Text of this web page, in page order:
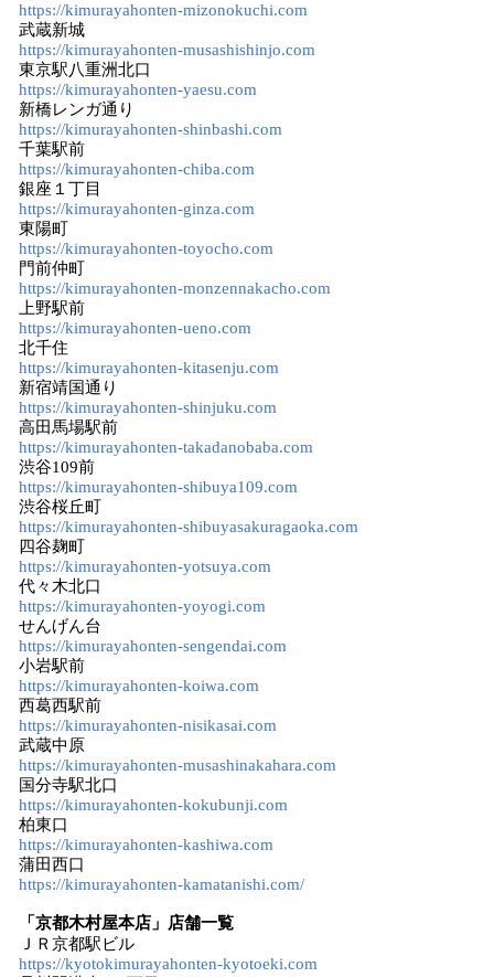
https://kimurayahonten-mizonokuchi.com
武蔵新城
https://kimurayahonten-musashishinjo.com
東京駅八重洲北口
https://kimurayahonten-yaesu.com
新橋レンガ通り
https://kimurayahonten-shinbashi.com
千葉駅前
https://kimurayahonten-chiba.com
銀座１丁目
https://kimurayahonten-ginza.com
東陽町
https://kimurayahonten-toyocho.com
門前仲町
https://kimurayahonten-monzennakacho.com
上野駅前
https://kimurayahonten-ueno.com
北千住
https://kimurayahonten-kitasenju.com
新宿靖国通り
https://kimurayahonten-shinjuku.com
高田馬場駅前
https://kimurayahonten-takadanobaba.com
渋谷109前
https://kimurayahonten-shibuya109.com
渋谷桜丘町
https://kimurayahonten-shibuyasakuragaoka.com
四谷麹町
https://kimurayahonten-yotsuya.com
代々木北口
https://kimurayahonten-yoyogi.com
せんげん台
https://kimurayahonten-sengendai.com
小岩駅前
https://kimurayahonten-koiwa.com
西葛西駅前
https://kimurayahonten-nisikasai.com
武蔵中原
https://kimurayahonten-musashinakahara.com
国分寺駅北口
https://kimurayahonten-kokubunji.com
柏東口
https://kimurayahonten-kashiwa.com
蒲田西口
https://kimurayahonten-kamatanishi.com/
「京都木村屋本店」店舗一覧
ＪＲ京都駅ビル
https://kyotokimurayahonten-kyotoeki.com